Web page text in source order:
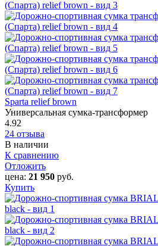
Sparta relief brown
Универсальная сумка-трансформер
4.92
24 отзыва
В наличии
К сравнению
Отложить
цена: 21 950 руб.
Купить